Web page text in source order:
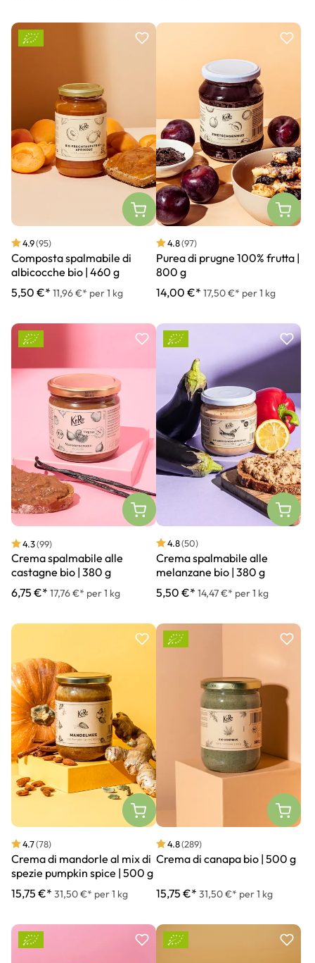
4.9(95)
Composta spalmabile di
albicocche bio | 460 g
5,50 €* 11,96 €* per 1 kg
4.8(97)
Purea di prugne 100% frutta |
800 g
14,00 €* 17,50 €* per 1 kg
4.3(99)
Crema spalmabile alle
castagne bio | 380 g
6,75 €* 17,76 €* per 1 kg
4.8(50)
Crema spalmabile alle
melanzane bio | 380 g
5,50 €* 14,47 €* per 1 kg
4.7(78)
Crema di mandorle al mix di
spezie pumpkin spice | 500 g
15,75 €* 31,50 €* per 1 kg
4.8(289)
Crema di canapa bio | 500 g
15,75 €* 31,50 €* per 1 kg